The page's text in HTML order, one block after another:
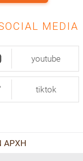
MEDIA
youtube
tiktok
ΑΡΧΗ